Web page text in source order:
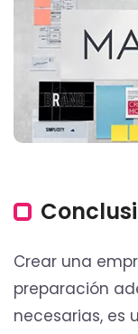
Crear una
preparación
necesarias, es